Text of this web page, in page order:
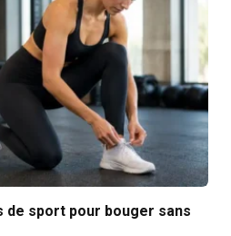
de sport pour bouger sans